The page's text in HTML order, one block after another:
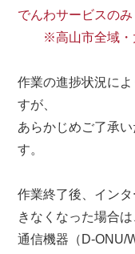
でんわサービスのみ
※高山市全域・大
作業の進捗状況に
すが、
あらかじめご了承
す。
作業終了後、イン
きなくなった場合は
通信機器（D-ONU/